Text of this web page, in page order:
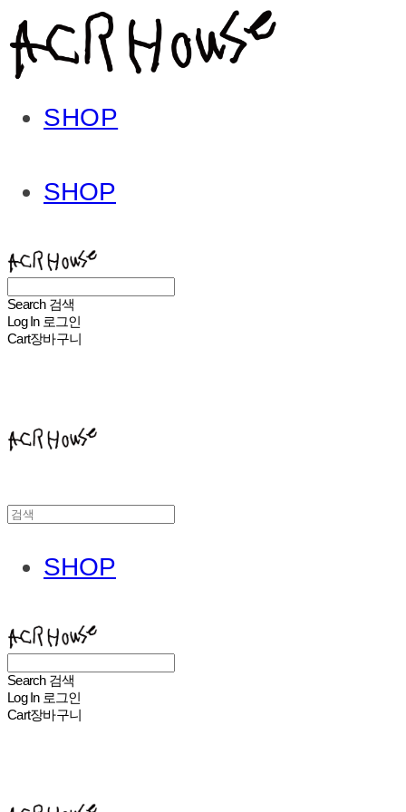
SHOP
SHOP
Search 검색
Log In 로그인
Cart장바구니
SHOP
Search 검색
Log In 로그인
Cart장바구니